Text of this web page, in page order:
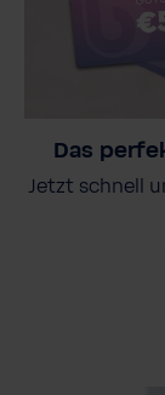
Das
Jetzt schnell